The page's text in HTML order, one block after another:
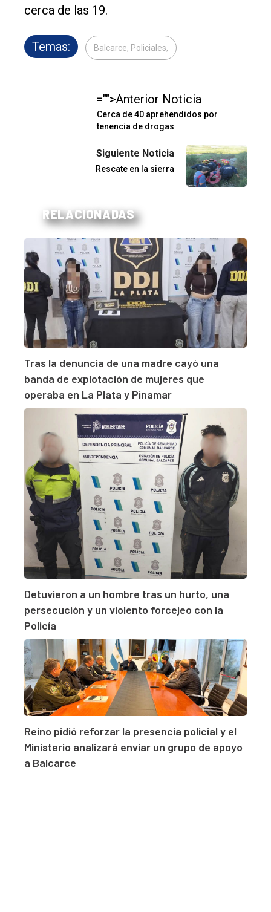
cerca de las 19.
Temas: Balcarce, Policiales,
="">Anterior Noticia
Cerca de 40 aprehendidos por
tenencia de drogas
Siguiente Noticia
Rescate en la sierra
RELACIONADAS
Tras la denuncia de una madre cayó una
banda de explotación de mujeres que
operaba en La Plata y Pinamar
Detuvieron a un hombre tras un hurto, una
persecución y un violento forcejeo con la
Policía
Reino pidió reforzar la presencia policial y el
Ministerio analizará enviar un grupo de apoyo
a Balcarce